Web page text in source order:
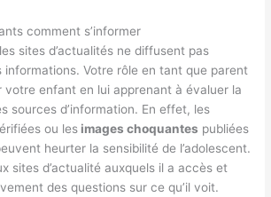
comment s’informer
sites d’actualités ne diffusent pas
informations. Votre rôle en tant que parent
votre enfant en lui apprenant à évaluer la
sources d’information. En effet, les
ou les images choquantes publiées
heurter la sensibilité de l’adolescent.
sites d’actualité auxquels il a accès et
des questions sur ce qu’il voit.